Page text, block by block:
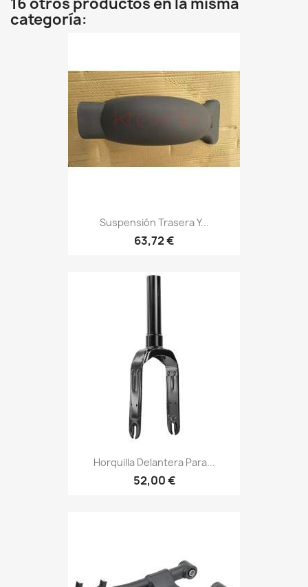
categoría:
Suspensión Trasera Y...
63,72 €
Horquilla Delantera Para...
52,00 €